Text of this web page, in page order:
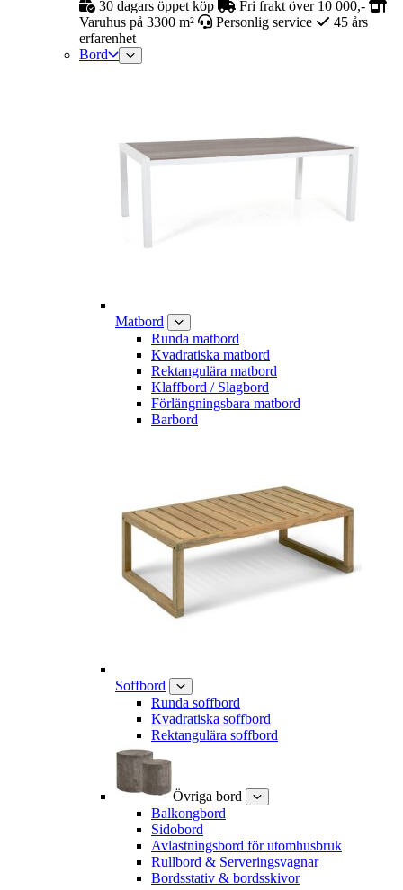
30 dagars öppet köp
Fri frakt över 10 000,-
Varuhus på 3300 m²
Personlig service
45 års
erfarenhet
Bord
Matbord
Runda matbord
Kvadratiska matbord
Rektangulära matbord
Klaffbord / Slagbord
Förlängningsbara matbord
Barbord
Soffbord
Runda soffbord
Kvadratiska soffbord
Rektangulära soffbord
Övriga bord
Balkongbord
Sidobord
Avlastningsbord för utomhusbruk
Rullbord & Serveringsvagnar
Bordsstativ & bordsskivor